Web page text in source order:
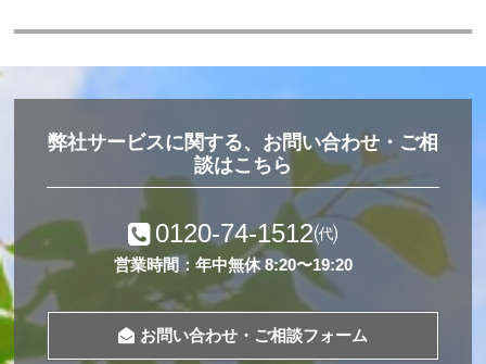
弊社サービスに関する、お問い合わせ・ご相
談はこちら
0120-74-1512㈹
営業時間：年中無休 8:20〜19:20
お問い合わせ・ご相談フォーム